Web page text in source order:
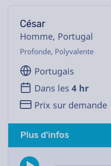
César
Homme, Portugal
Profonde, Polyvalente
Portugais
Dans les 4 hr
Prix sur demande
Plus d'infos